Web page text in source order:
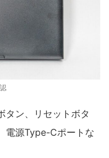
タン、リセットボタ
電源Type-Cポートな